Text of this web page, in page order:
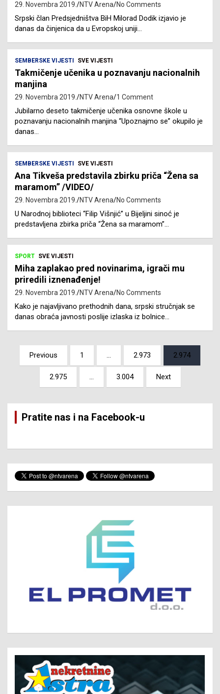
29. Novembra 2019. NTV Arena No Comments
Srpski član Predsjedništva BiH Milorad Dodik izjavio je
danas da činjenica da u Evropskoj uniji…
SEMBERSKE VIJESTI SVE VIJESTI
Takmičenje učenika u poznavanju nacionalnih
manjina
29. Novembra 2019. NTV Arena 1 Comment
Jubilarno deseto takmičenje učenika osnovne škole u
poznavanju nacionalnih manjina “Upoznajmo se” okupilo je
danas…
SEMBERSKE VIJESTI SVE VIJESTI
Ana Tikveša predstavila zbirku priča “Žena sa
maramom” /VIDEO/
29. Novembra 2019. NTV Arena No Comments
U Narodnoj biblioteci “Filip Višnjić” u Bijeljini sinoć je
predstavljena zbirka priča “Žena sa maramom”…
SPORT SVE VIJESTI
Miha zaplakao pred novinarima, igrači mu
priredili iznenađenje!
29. Novembra 2019. NTV Arena No Comments
Kako je najavljivano prethodnih dana, srpski stručnjak se
danas obraća javnosti poslije izlaska iz bolnice…
Posts
pagination
Previous 1 … 2.973 2.974
2.975 … 3.004 Next
Pratite nas i na Facebook-u